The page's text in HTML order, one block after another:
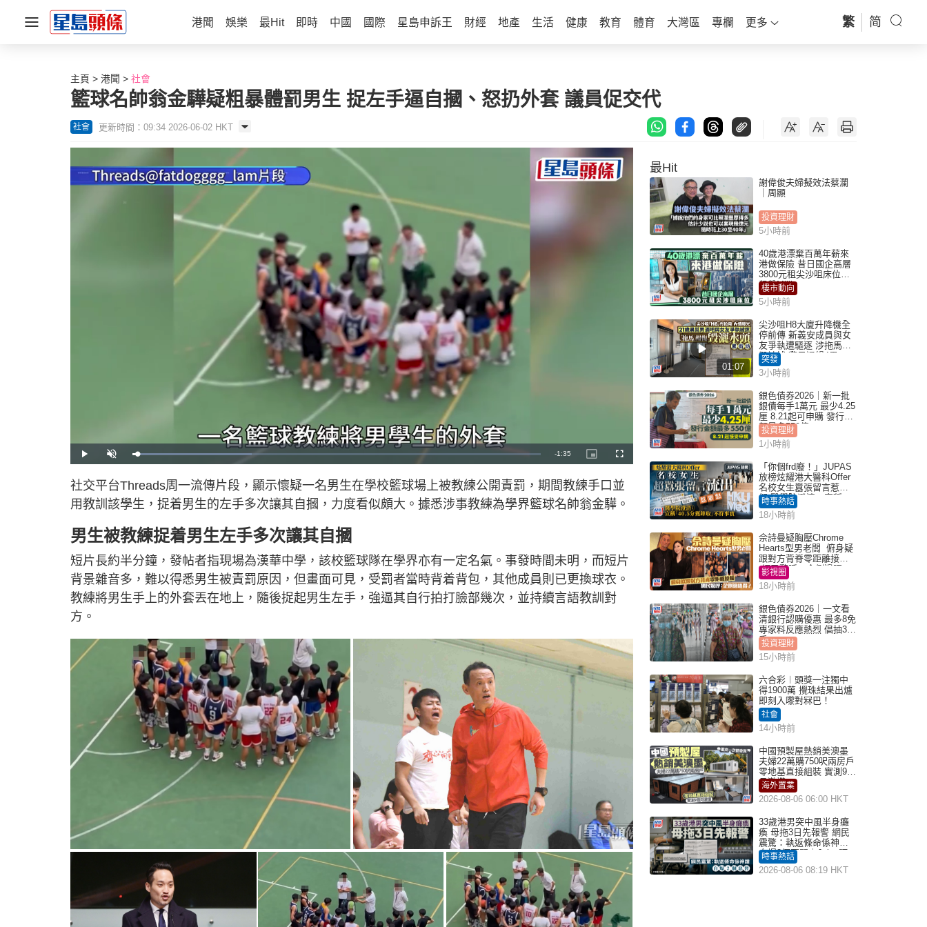
港聞 娛樂 最Hit 即時 中國 國際 星島申訴王 財經 地產 生活 健康 教育 體育 大灣區 專欄 更多 繁 简
主頁 港聞 社會
籃球名帥翁金驊疑粗暴體罰男生 捉左手逼自摑、怒扔外套 議員促交代
社會 更新時間：09:34 2026-06-02 HKT
P
l
U
n
u
t
e
L
o
e
d
:
2
9
4
%
R
n
n
T
i
-1:35
P
i
u
r
e
-
i
t
u
r
e
F
u
s
c
e
社交平台Threads周一流傳片段，顯示懷疑一名男生在學校籃球場上被教練公開責罰，期間教練手口並
用教訓該學生，捉着男生的左手多次讓其自摑，力度看似頗大。據悉涉事教練為學界籃球名帥翁金驊。
男生被教練捉着男生左手多次讓其自摑
短片長約半分鐘，發帖者指現場為漢華中學，該校籃球隊在學界亦有一定名氣。事發時間未明，而短片
背景雜音多，難以得悉男生被責罰原因，但畫面可見，受罰者當時背着背包，其他成員則已更換球衣。
教練將男生手上的外套丟在地上，隨後捉起男生左手，強逼其自行拍打臉部幾次，並持續言語教訓對
方。
最Hit
謝偉俊夫婦擬效法蔡瀾
｜周顯
投資理財
5小時前
40歲港漂棄百萬年薪來
港做保險 昔日國企高層
3800元租尖沙咀床位｜
租盤Million
樓市動向
5小時前
01:07
尖沙咀H8大廈升降機全
停前傳 新義安成員與女
友爭執遭驅逐 涉拖馬刑
毀被捕 警另通緝4男
突發
3小時前
銀色債券2026｜新一批
銀債每手1萬元 最少4.25
厘 8.21起可申購 發行金
額最多550億
投資理財
1小時前
「你個frd廢！」JUPAS
放榜炫耀港大醫科Offer
名校女生囂張留言惹眾
怒 醫學院澄清：宣稱
「40.5分獲錄取」不符事
實｜Juicy叮
時事熱話
18小時前
佘詩曼疑胸壓Chrome
Hearts型男老闆 俯身疑
跟對方背脊零距離接觸
網民驚呼：企側邊唔
得？
影視圈
18小時前
銀色債券2026｜一文看
清銀行認購優惠 最多8免
專家料反應熱烈 倡抽30
手
投資理財
15小時前
六合彩︱頭獎一注獨中
得1900萬 攪珠結果出爐
即刻入嚟對冧巴！
社會
14小時前
中國預製屋熱銷美澳墨
夫婦22萬購750呎兩房戶
零地基直接組裝 實測9個
月激讚
海外置業
2026-08-06 06:00 HKT
33歲港男突中風半身癱
瘓 母拖3日先報警 網民
震驚：執返條命係神蹟
自爆2個惡習｜Juicy叮
時事熱話
2026-08-06 08:19 HKT